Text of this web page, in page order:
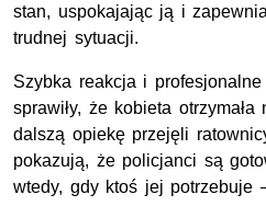
stan, uspokajając ją i
trudnej sytuacji.
Szybka reakcja i profesjonalne
sprawiły, że kobieta
dalszą opiekę przejęli
pokazują, że policjanci są
wtedy, gdy ktoś jej